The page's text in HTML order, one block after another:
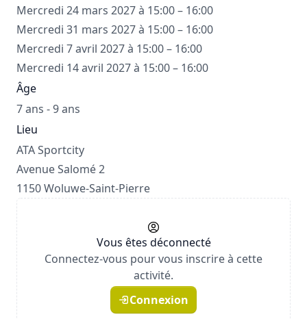
Mercredi 24 mars 2027 à 15:00 – 16:00
Mercredi 31 mars 2027 à 15:00 – 16:00
Mercredi 7 avril 2027 à 15:00 – 16:00
Mercredi 14 avril 2027 à 15:00 – 16:00
Âge
7 ans - 9 ans
Lieu
ATA Sportcity
Avenue Salomé 2
1150 Woluwe-Saint-Pierre
Vous êtes déconnecté
Connectez-vous pour vous inscrire à cette
activité.
Connexion